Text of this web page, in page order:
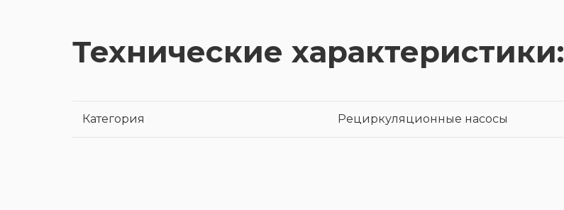
Технические характеристики:
Категория Рециркуляционные насосы